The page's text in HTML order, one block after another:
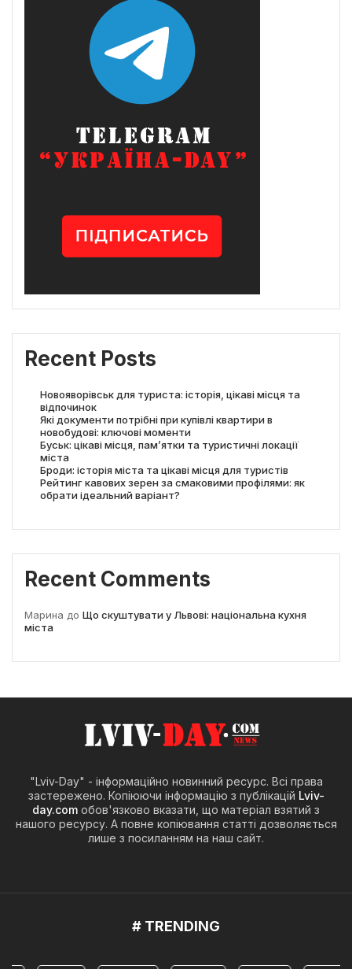
Recent Posts
Новояворівськ для туриста: історія, цікаві місця та
відпочинок
Які документи потрібні при купівлі квартири в
новобудові: ключові моменти
Буськ: цікаві місця, пам’ятки та туристичні локації
міста
Броди: історія міста та цікаві місця для туристів
Рейтинг кавових зерен за смаковими профілями: як
обрати ідеальний варіант?
Recent Comments
Марина до Що скуштувати у Львові: національна кухня
міста
"Lviv-Day" - інформаційно новинний ресурс. Всі права
застережено. Копіюючи інформацію з публікацій Lviv-
day.com обов'язково вказати, що матеріал взятий з
нашого ресурсу. А повне копіювання статті дозволяється
лише з посиланням на наш сайт.
# TRENDING